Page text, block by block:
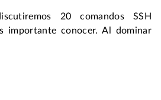
20 comandos SSH
importante conocer. Al dominar